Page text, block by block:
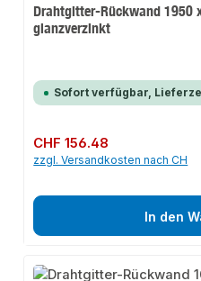
Drahtgitter-Rückwand 1950
glanzverzinkt
Sofort verfügbar,
Regulärer Preis:
CHF 156.48
zzgl. Versandkosten nach CH
In den